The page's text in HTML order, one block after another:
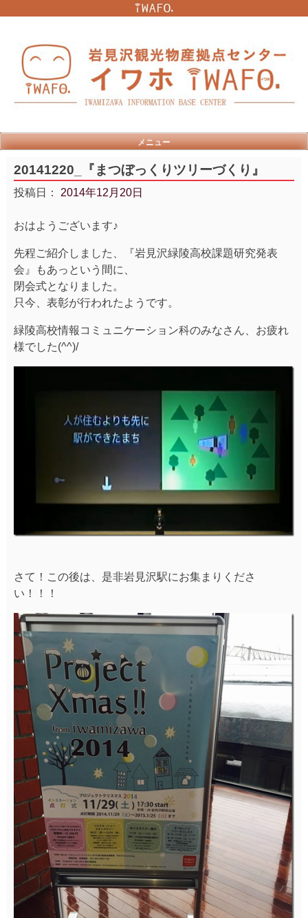
メニュー
20141220_『まつぼっくりツリーづくり』
投稿日： 2014年12月20日
おはようございます♪
先程ご紹介しました、『岩見沢緑陵高校課題研究発表
会』もあっという間に、
閉会式となりました。
只今、表彰が行われたようです。
緑陵高校情報コミュニケーション科のみなさん、お疲れ
様でした(^^)/
さて！この後は、是非岩見沢駅にお集まりくださ
い！！！